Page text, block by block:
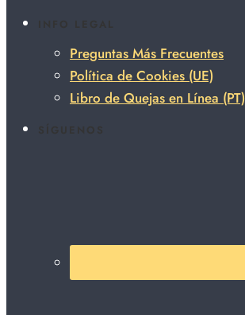
Preguntas Más Frecuentes
Política de Cookies (UE)
Libro de Quejas en Línea (PT)